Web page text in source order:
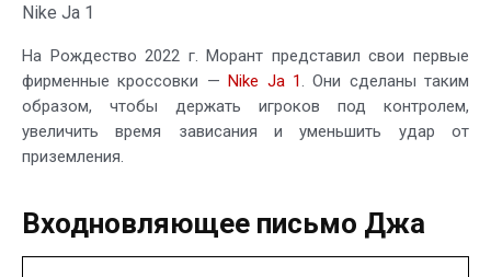
Nike Ja 1
На Рождество 2022 г. Морант представил свои первые
фирменные кроссовки —Nike Ja 1
. Они сделаны таким
образом, чтобы держать игроков под контролем,
увеличить время зависания и уменьшить удар от
приземления.
Входновляющее письмо Джа